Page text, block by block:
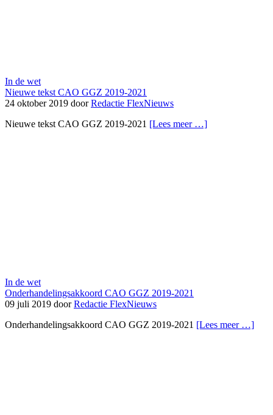
In de wet
Nieuwe tekst CAO GGZ 2019-2021
24 oktober 2019 doorRedactie FlexNieuws
Nieuwe tekst CAO GGZ 2019-2021 [Lees meer …]
In de wet
Onderhandelingsakkoord CAO GGZ 2019-2021
09 juli 2019 doorRedactie FlexNieuws
Onderhandelingsakkoord CAO GGZ 2019-2021 [Lees meer …]